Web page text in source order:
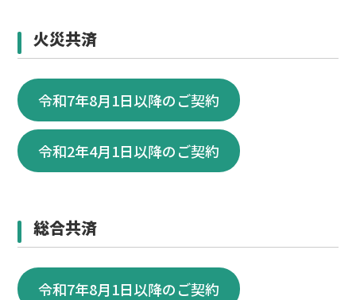
火災共済
令和7年8月1日以降のご契約
令和2年4月1日以降のご契約
総合共済
令和7年8月1日以降のご契約